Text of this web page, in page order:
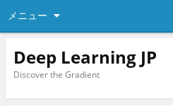
メニュー
Deep Learning JP
Discover the Gradient